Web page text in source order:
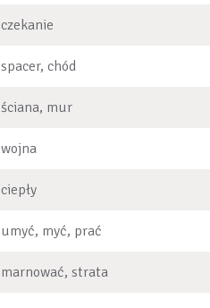
czekanie
spacer, chód
ściana, mur
wojna
ciepły
umyć, myć, prać
marnować, strata